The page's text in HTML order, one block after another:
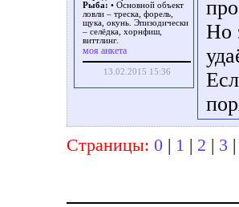
Рыба: • Основной объект
ловли – треска, форель,
щука, окунь. Эпизодически
– селёдка, хорнфиш,
виттлинг.
моя анкета
13.02.2015 15:36
Но
Страницы: 0 | 1 | 2 | 3